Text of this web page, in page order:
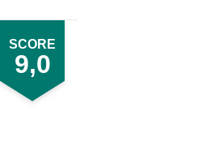
SCORE
9,0